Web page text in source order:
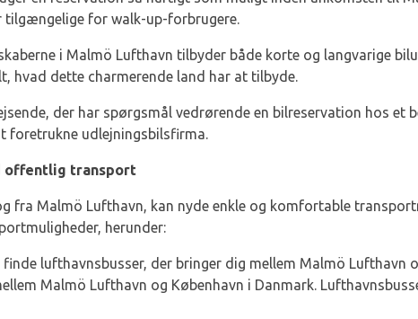
for walk-up-forbrugere.
i Malmö Lufthavn tilbyder både korte og langvarige
hvad dette charmerende land har at tilbyde.
der har spørgsmål vedrørende en bilreservation hos et
foretrukne udlejningsbilsfirma.
offentlig transport
fra Malmö Lufthavn, kan nyde enkle og komfortable
herunder:
finde lufthavnsbusser, der bringer dig mellem Malmö Lufthavn
Malmö Lufthavn og København i Danmark.